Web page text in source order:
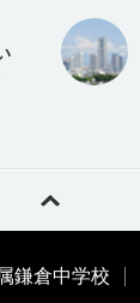
鎌倉中学校